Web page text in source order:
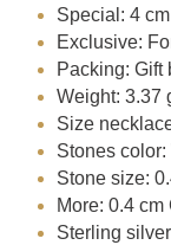
Special: 4
Exclusive:
Packing: Gift
Weight: 3.37
Size
Stones color:
Stone size:
More: 0.4
Sterling